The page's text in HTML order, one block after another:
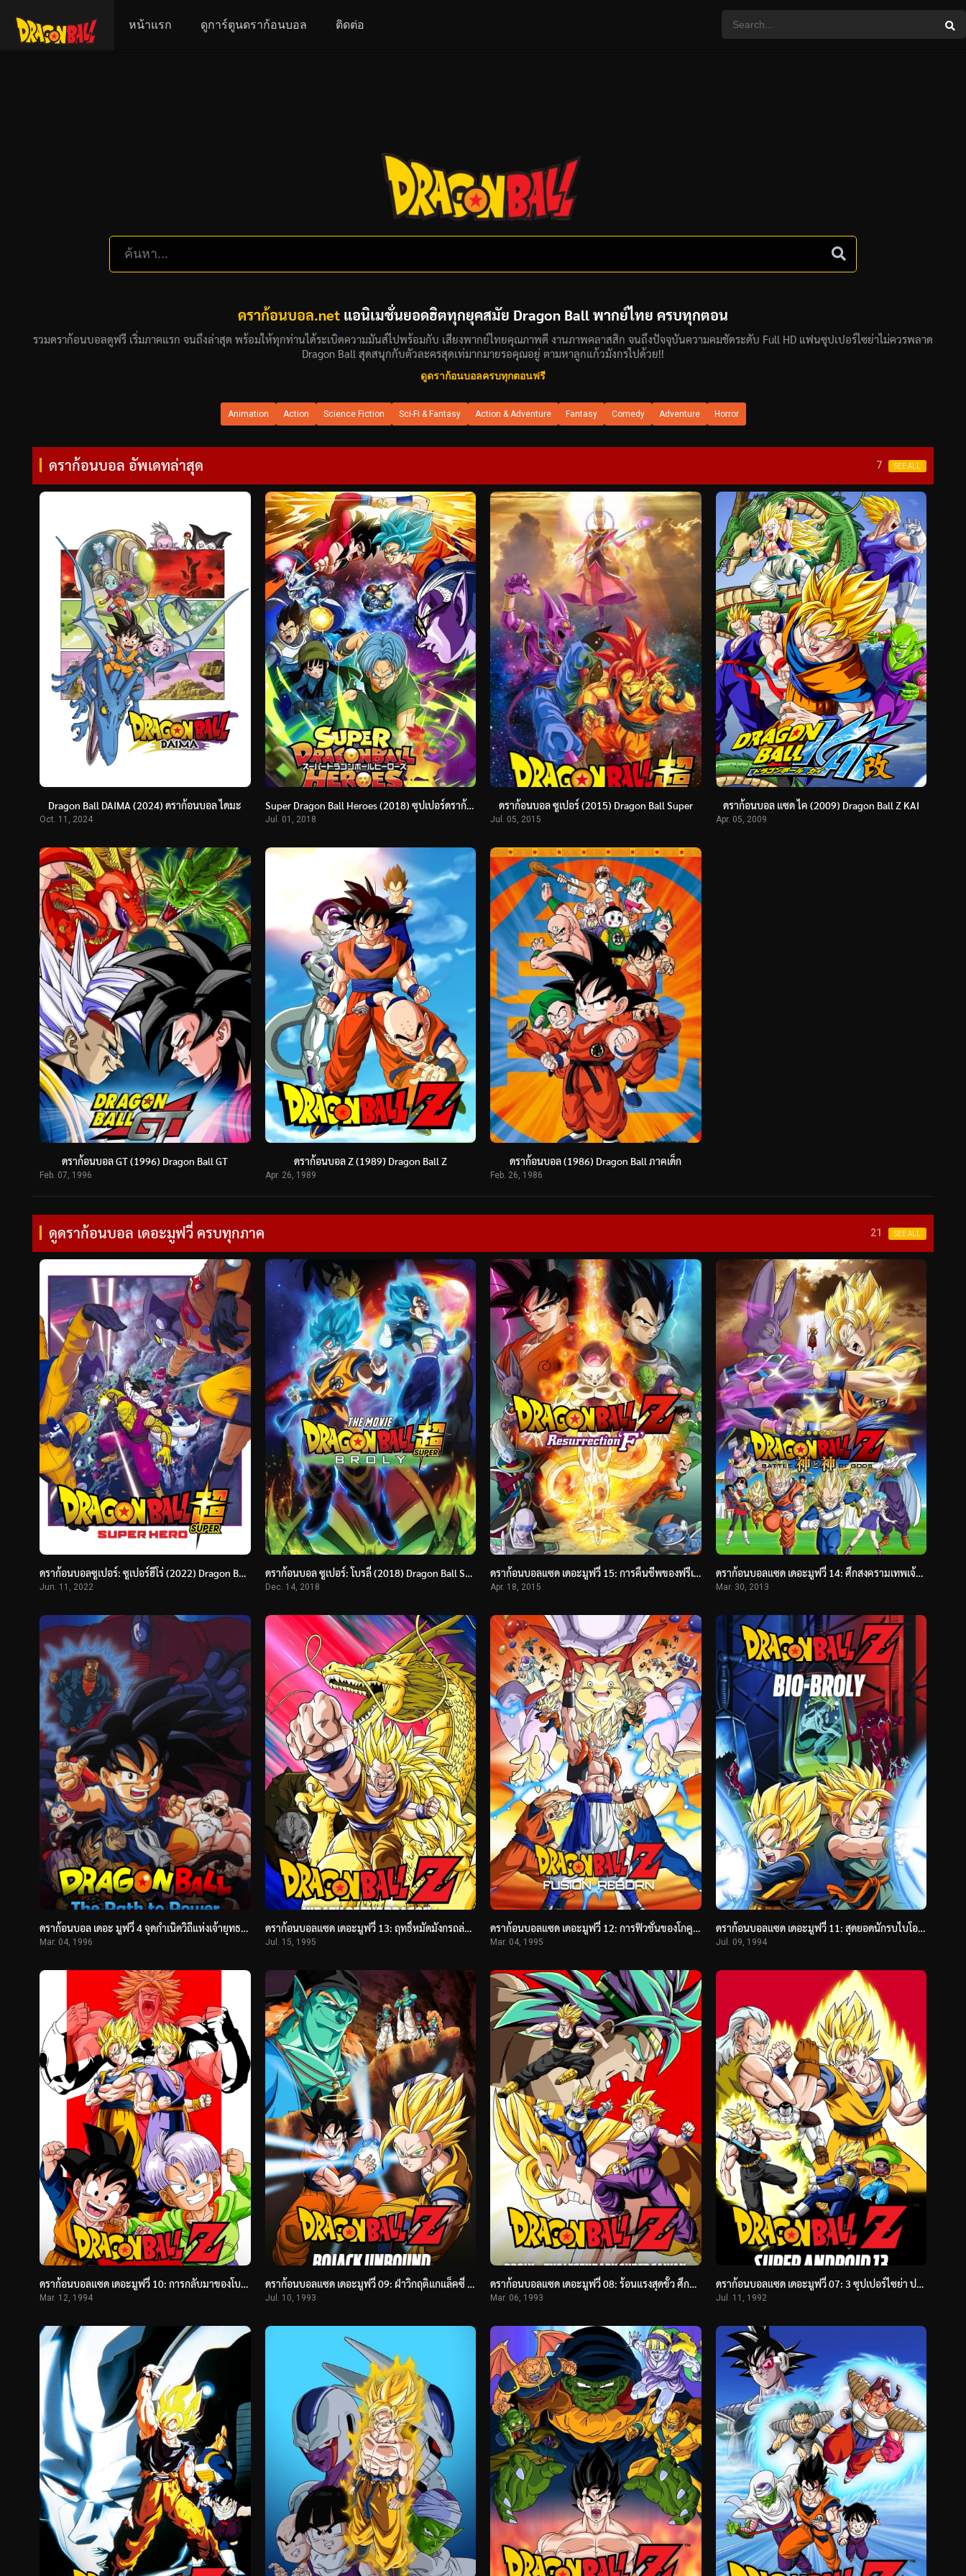
หน้าแรก ดูการ์ตูนดราก้อนบอล ติดต่อ
ดราก้อนบอล.net แอนิเมชั่นยอดฮิตทุกยุคสมัย Dragon Ball พากย์ไทย ครบทุกตอน
รวมดราก้อนบอลดูฟรี เริ่มภาคแรก จนถึงล่าสุด พร้อมให้ทุกท่านได้ระเบิดความมันส์ไปพร้อมกับ เสียงพากย์ไทยคุณภาพดี งานภาพคลาสสิก จนถึงปัจจุบันความคมชัดระดับ Full HD แฟนซุปเปอร์ไซย่าไม่ควรพลาด
Dragon Ball สุดสนุกกับตัวละครสุดเท่มากมายรอคุณอยู่ ตามหาลูกแก้วมังกรไปด้วย!!
ดูดราก้อนบอลครบทุกตอนฟรี
Animation Action Science Fiction Sci-Fi & Fantasy Action & Adventure Fantasy Comedy Adventure Horror
ดราก้อนบอล อัพเดทล่าสุด 7 SEE ALL
Dragon Ball DAIMA (2024) ดราก้อนบอล ไดมะ
Oct. 11, 2024
Super Dragon Ball Heroes (2018) ซุปเปอร์ดราก้อนบอลฮีโร่
Jul. 01, 2018
ดราก้อนบอล ซูเปอร์ (2015) Dragon Ball Super
Jul. 05, 2015
ดราก้อนบอล แซด ไค (2009) Dragon Ball Z KAI
Apr. 05, 2009
ดราก้อนบอล GT (1996) Dragon Ball GT
Feb. 07, 1996
ดราก้อนบอล Z (1989) Dragon Ball Z
Apr. 26, 1989
ดราก้อนบอล (1986) Dragon Ball ภาคเด็ก
Feb. 26, 1986
ดูดราก้อนบอล เดอะมูฟวี่ ครบทุกภาค 21 SEE ALL
Jun. 11, 2022 Dec. 14, 2018 Apr. 18, 2015
ดราก้อนบอลแซด เดอะมูฟวี่ 14: ศึกสงครามเทพเจ้า (2013) Dragon Ball Z: Battle of Gods
Mar. 30, 2013
ดราก้อนบอล เดอะ มูฟวี่ 4 จุดกำเนิดวิถีแห่งเจ้ายุทธภพ (1996) Dragon Ball The Path to Power
Mar. 04, 1996
ดราก้อนบอลแซด เดอะมูฟวี่ 13: ฤทธิ์หมัดมังกรถล่มโลก (1995) Dragon Ball Z: Wrath of the Dragon
Jul. 15, 1995
ดราก้อนบอลแซด เดอะมูฟวี่ 12: การฟิวชั่นของโกคูและเบจิต้า (1995) Dragon Ball Z: Fusion Reborn
Mar. 04, 1995
ดราก้อนบอลแซด เดอะมูฟวี่ 11: สุดยอดนักรบไบโอโบรลี่ (1994) Dragon Ball Z: Bio-Broly
Jul. 09, 1994
ดราก้อนบอลแซด เดอะมูฟวี่ 10: การกลับมาของโบรลี่ (1994) Dragon Ball Z: Broly – Second Coming
Mar. 12, 1994
ดราก้อนบอลแซด เดอะมูฟวี่ 09: ฝ่าวิกฤติแกแล็คซี่ (1993) Dragon Ball Z: Bojack Unbound
Jul. 10, 1993
ดราก้อนบอลแซด เดอะมูฟวี่ 08: ร้อนแรงสุดขั้ว ศึกระเบิดซุปเปอร์ไซย่า (1993) Dragon Ball Z: Broly – The Legendary Super Saiyan
Mar. 06, 1993
ดราก้อนบอลแซด เดอะมูฟวี่ 07: 3 ซุปเปอร์ไซย่า ปะทะ มนุษย์ดัดแปลง (1992) Dragon Ball Z: Super Android 13!
Jul. 11, 1992